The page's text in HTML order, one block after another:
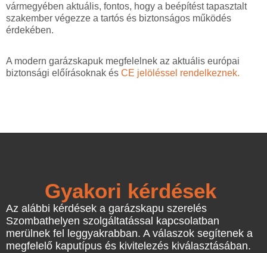
vármegyében aktuális, fontos, hogy a beépítést tapasztalt
szakember végezze a tartós és biztonságos működés
érdekében.
A modern garázskapuk megfelelnek az aktuális európai
biztonsági előírásoknak és CE jelöléssel rendelkeznek.
Gyakori kérdések
Az alábbi kérdések a garázskapu szerelés
Szombathelyen szolgáltatással kapcsolatban
merülnek fel leggyakrabban. A válaszok segítenek a
megfelelő kaputípus és kivitelezés kiválasztásában.